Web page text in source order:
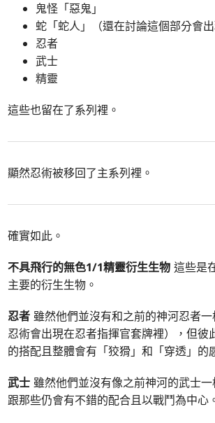
鬼怪「惡鬼」
蛇「蛇人」（還在討論這個部分會出
忍者
武士
精靈
這些也留在了系列裡。
顯然忍術被移回了主系列裡。
確實如此。
不具飛行的無色1/1精靈衍生生物 這些是
主要的衍生生物。
忍者 雖然他們並沒有和之前的神河忍者
忍術會出現在忍者指揮官套牌裡），但彼
的搭配且整體會有「狡猾」和「穿透」的
武士 雖然他們並沒有像之前神河的武士
跟那些仍會有不錯的配合且以戰鬥為中心